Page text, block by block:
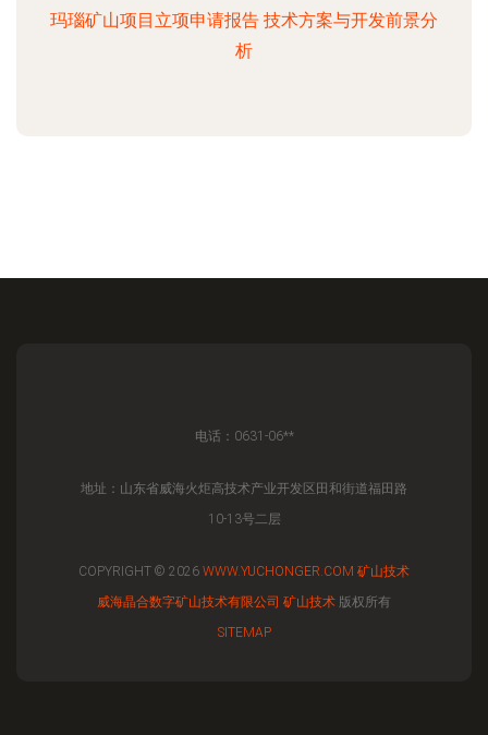
玛瑙矿山项目立项申请报告 技术方案与开发前景分
析
电话：0631-06**
地址：山东省威海火炬高技术产业开发区田和街道福田路
10-13号二层
COPYRIGHT © 2026 WWW.YUCHONGER.COM 矿山技术
威海晶合数字矿山技术有限公司 矿山技术 版权所有
SITEMAP